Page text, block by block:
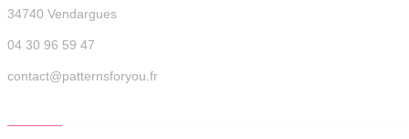
34740 Vendargues
04 30 96 59 47
contact@patternsforyou.fr